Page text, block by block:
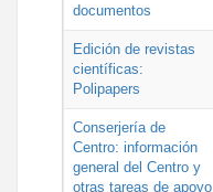
documentos
Edición de revistas
científicas:
Polipapers
Conserjería de
Centro: información
general del Centro y
otras tareas de apoyo